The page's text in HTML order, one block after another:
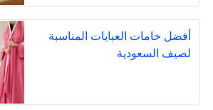
أفضل خامات العبايات المناسبة
لصيف السعودية